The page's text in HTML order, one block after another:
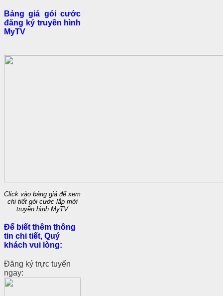
Bảng giá gói cước
đăng ký truyền hình
MyTV
Click vào bảng giá để xem
chi tiết gói cước lắp mới
truyền hình MyTV
Để biết thêm thông
tin chi tiết, Quý
khách vui lòng:
Đăng ký trực tuyến
ngay: